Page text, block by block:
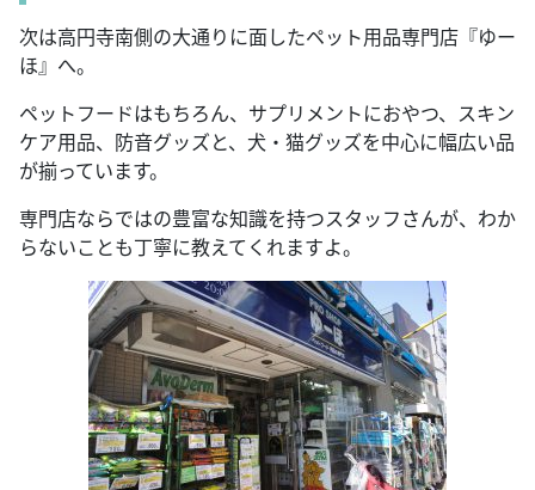
次は高円寺南側の大通りに面したペット用品専門店『ゆー
ほ』へ。
ペットフードはもちろん、サプリメントにおやつ、スキン
ケア用品、防音グッズと、犬・猫グッズを中心に幅広い品
が揃っています。
専門店ならではの豊富な知識を持つスタッフさんが、わか
らないことも丁寧に教えてくれますよ。